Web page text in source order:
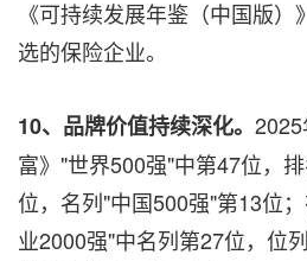
《可持续发展年鉴（中国版
选的保险企业。
10、品牌价值持续深化。
富》"世界500强"中第47位，
位，名列"中国500强"第13位
业2000强"中名列第27位，位